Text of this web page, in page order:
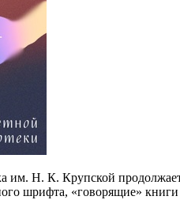
им. Н. К. Крупской
шрифта, «говорящие»